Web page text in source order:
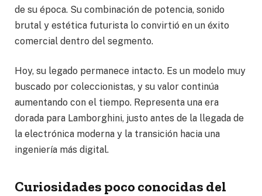
de su época. Su combinación de potencia, sonido
brutal y estética futurista lo convirtió en un éxito
comercial dentro del segmento.
Hoy, su legado permanece intacto. Es un modelo muy
buscado por coleccionistas, y su valor continúa
aumentando con el tiempo. Representa una era
dorada para Lamborghini, justo antes de la llegada de
la electrónica moderna y la transición hacia una
ingeniería más digital.
Curiosidades poco conocidas del